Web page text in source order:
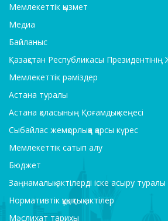
Мемлекеттік қызмет
Медиа
Байланыс
Қазақстан Республикасы
Мемлекеттік рәміздер
Астана туралы
Астана қаласының Қоғамдық кеңесі
Сыбайлас жемқорлыққа қарсы күрес
Мемлекеттік сатып алу
Бюджет
Заңнамалық актілерді іске асыру туралы
Нормативтік құқықтық актілер
Мәслихат тарихы